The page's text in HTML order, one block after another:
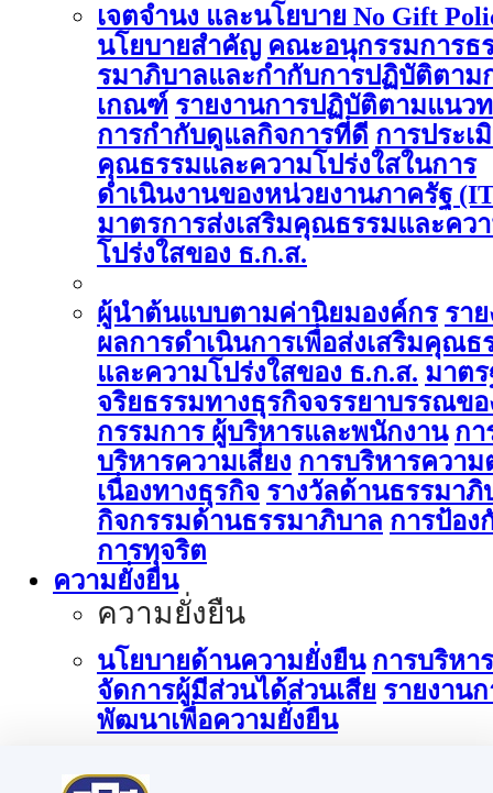
เจตจำนง และนโยบาย No Gift
นโยบายสำคัญ คณะอนุกรรมการธ
รมาภิบาลและกำกับการปฏิบัติตาม
เกณฑ์ รายงานการปฏิบัติตามแนว
การกำกับดูแลกิจการที่ดี การประเ
คุณธรรมและความโปร่งใสในการ
ดำเนินงานของหน่วยงานภาครัฐ
มาตรการส่งเสริมคุณธรรมและคว
โปร่งใสของ ธ.ก.ส.
ผู้นำต้นแบบตามค่านิยมองค์กร รา
ผลการดำเนินการเพื่อส่งเสริมคุณธ
และความโปร่งใสของ ธ.ก.ส. มาต
จริยธรรมทางธุรกิจจรรยาบรรณขอ
กรรมการ ผู้บริหารและพนักงาน กา
บริหารความเสี่ยง การบริหารความ
เนื่องทางธุรกิจ รางวัลด้านธรรมาภิ
กิจกรรมด้านธรรมาภิบาล การป้อง
การทุจริต
ความยั่งยืน
ความยั่งยืน
นโยบายด้านความยั่งยืน การบริหาร
จัดการผู้มีส่วนได้ส่วนเสีย รายงานก
พัฒนาเพื่อความยั่งยืน
การบริหารจัดการด้านนวัตกรรม